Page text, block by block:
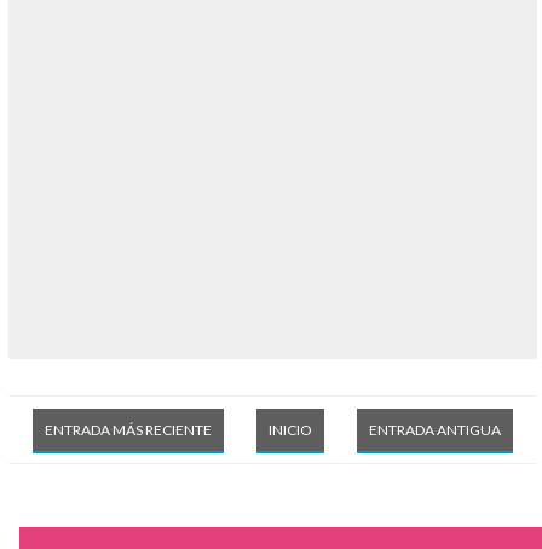
ENTRADA MÁS RECIENTE ENTRADA ANTIGUA
INICIO